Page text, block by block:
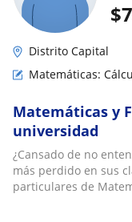
$7
Distrito Capital
Matemáticas:
Matemáticas y
universidad
¿Cansado de no
más perdido en sus
particulares de